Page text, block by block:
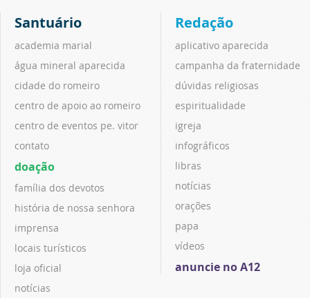
Santuário
academia marial
água mineral aparecida
cidade do romeiro
centro de apoio ao romeiro
centro de eventos pe. vitor
contato
doação
família dos devotos
história de nossa senhora
imprensa
locais turísticos
loja oficial
notícias
Redação
aplicativo aparecida
campanha da fraternidade
dúvidas religiosas
espiritualidade
igreja
infográficos
libras
notícias
orações
papa
vídeos
anuncie no A12